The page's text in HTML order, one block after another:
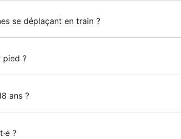
se déplaçant en train ?
pied ?
ans ?
?